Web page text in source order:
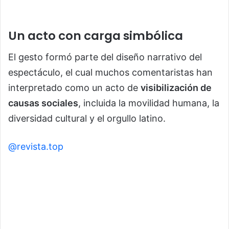
Un acto con carga simbólica
El gesto formó parte del diseño narrativo del
espectáculo, el cual muchos comentaristas han
interpretado como un acto de visibilización de
causas sociales, incluida la movilidad humana, la
diversidad cultural y el orgullo latino.
@revista.top